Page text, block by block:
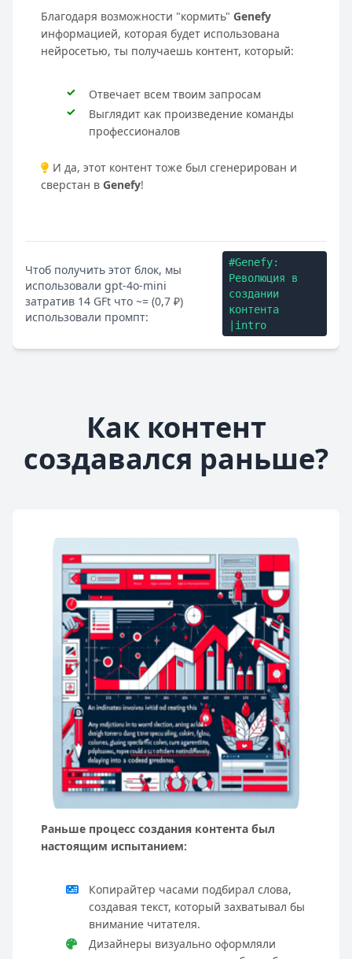
Благодаря возможности "кормить" Genefy
информацией, которая будет использована
нейросетью, ты получаешь контент, который:
Отвечает всем твоим запросам
Выглядит как произведение команды
профессионалов
И да, этот контент тоже был сгенерирован и
сверстан в Genefy!
Чтоб получить этот блок, мы
использовали gpt-4o-mini
затратив 14 GFt что ~= (0,7 ₽)
использовали промпт:
#Genefy:
Революция в
создании
контента
|intro
Как контент
создавался раньше?
Раньше процесс создания контента был
настоящим испытанием:
Копирайтер часами подбирал слова,
создавая текст, который захватывал бы
внимание читателя.
Дизайнеры визуально оформляли